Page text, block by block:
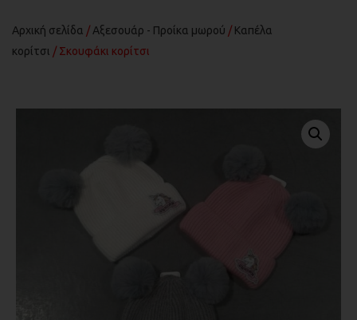
Αρχική σελίδα / Αξεσουάρ - Προίκα μωρού / Καπέλα
κορίτσι / Σκουφάκι κορίτσι